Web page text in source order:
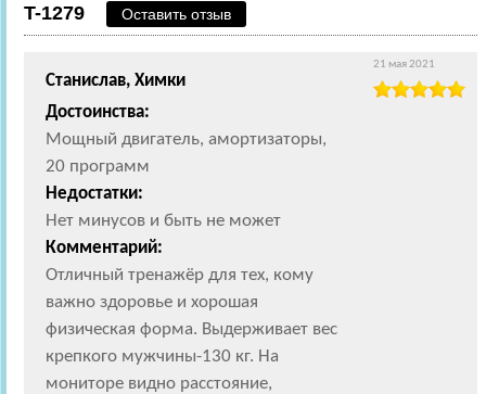
T-1279
Оставить отзыв
Станислав, Химки
Достоинства:
Мощный двигатель, амортизаторы,
20 программ
Недостатки:
Нет минусов и быть не может
Комментарий:
Отличный тренажёр для тех, кому
важно здоровье и хорошая
физическая форма. Выдерживает вес
крепкого мужчины-130 кг. На
мониторе видно расстояние,
21 мая 2021